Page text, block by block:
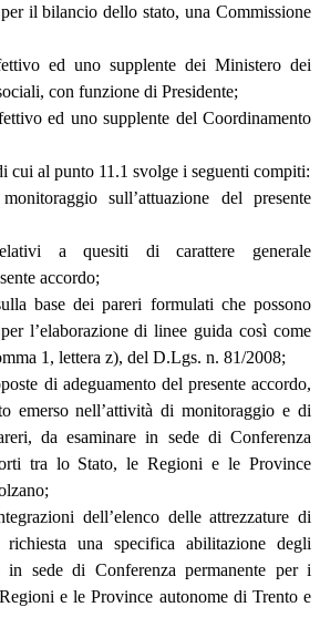
il bilancio dello stato, una Commissione
ed uno supplente dei Ministero dei
con funzione di Presidente;
ed uno supplente del Coordinamento
cui al punto 11.1 svolge i seguenti compiti:
sull’attuazione del presente
a quesiti di carattere generale
accordo;
base dei pareri formulati che possono
l’elaborazione di linee guida così come
1, lettera z), del D.Lgs. n. 81/2008;
di adeguamento del presente accordo,
emerso nell’attività di monitoraggio e di
da esaminare in sede di Conferenza
tra lo Stato, le Regioni e le Province
dell’elenco delle attrezzature di
una specifica abilitazione degli
in sede di Conferenza permanente per i
e le Province autonome di Trento e